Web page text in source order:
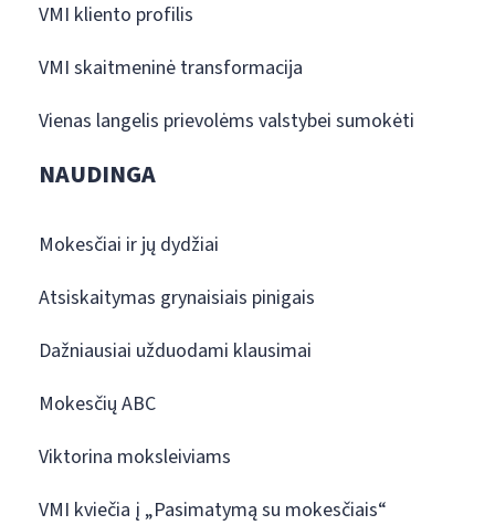
VMI kliento profilis
VMI skaitmeninė transformacija
Vienas langelis prievolėms valstybei sumokėti
NAUDINGA
Mokesčiai ir jų dydžiai
Atsiskaitymas grynaisiais pinigais
Dažniausiai užduodami klausimai
Mokesčių ABC
Viktorina moksleiviams
VMI kviečia į „Pasimatymą su mokesčiais“